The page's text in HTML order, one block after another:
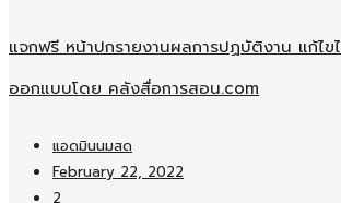
แจกฟรี หน้าปกรายงานผลการปฏบัติงาน แก้ไข
ออกแบบโดย คลังสื่อการสอน.com
แอดมินนมสด
February 22, 2022